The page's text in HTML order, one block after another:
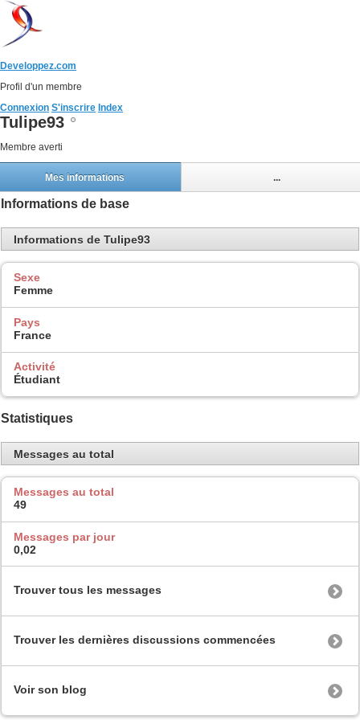
Developpez.com
Profil d'un membre
Connexion S'inscrire Index
Tulipe93
Membre averti
Mes informations ...
Informations de base
Informations de Tulipe93
Sexe
Femme
Pays
France
Activité
Étudiant
Statistiques
Messages au total
Messages au total
49
Messages par jour
0,02
Trouver tous les messages
Trouver les dernières discussions commencées
Voir son blog